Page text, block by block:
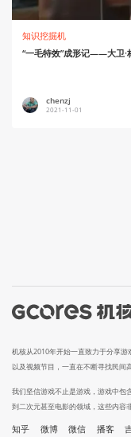
知识挖掘机
“一毛特效”成形记——大卫·
chenzj
2021-11-01
机核从2010年开始一直致力于分享
以及视频节目，一直在不断寻找民间
我们坚信游戏不止是游戏，游戏中包
到二次元甚至电影的领域，这些内容
知乎 微博 微信 播客